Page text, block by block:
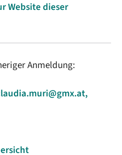
Website dieser
Anmeldung: